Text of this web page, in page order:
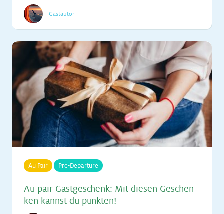
Gastautor
Au Pair Pre-Departure
Au pair Gast­ge­schenk: Mit die­sen Ge­schen­
ken kannst du punk­ten!